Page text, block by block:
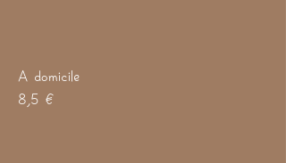
A domicile
8,5 €